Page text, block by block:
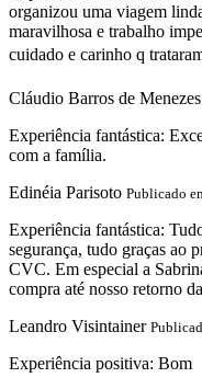
organizou uma viagem
maravilhosa e trabalho
cuidado e carinho q
Cláudio Barros de Menezes
Experiência fantástica:
com a família.
Edinéia Parisoto Publicado
Experiência fantástica:
segurança, tudo graças ao
CVC. Em especial a
compra até nosso retorno
Leandro Visintainer
Experiência positiva: Bom